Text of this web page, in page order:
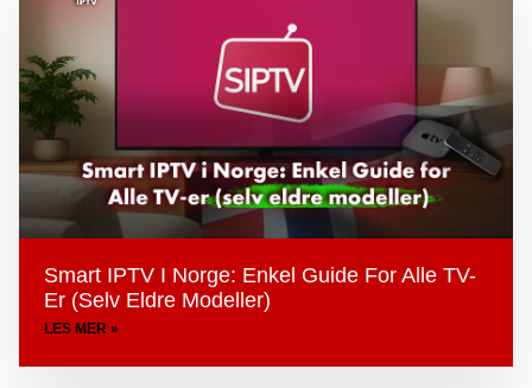
Smart IPTV I Norge: Enkel Guide For Alle TV-
Er (selv Eldre Modeller)
LES MER »